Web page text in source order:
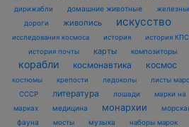
дирижабли домашние животные
дороги
живопись искусство
исследования космоса история
история
история почты
карты композиторы
корабли космонавтика космос
костюмы крепости ледоколы
листы
СССР
литература лошади
марки на
марках
медицина монархии
фауна
мосты музыка наборы марок